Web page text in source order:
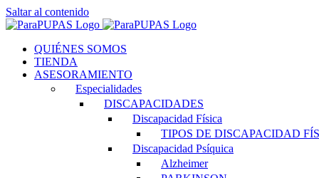
Saltar al contenido
QUIÉNES SOMOS
TIENDA
ASESORAMIENTO
Especialidades
DISCAPACIDADES
Discapacidad Física
TIPOS DE DISCAPACIDAD
Discapacidad Psíquica
Alzheimer